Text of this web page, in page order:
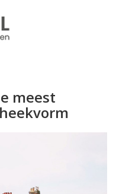
meest